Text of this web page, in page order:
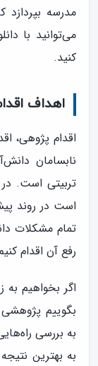
مدرسه
می‌توانید با
کنید.
اهداف
اقدام پژوهی،
نابسامان
تربیتی است.
است در روند
تمام مشکلات
رفع آن اقدام
اگر بخواهیم به
بگوییم
به بررسی
به بهترین